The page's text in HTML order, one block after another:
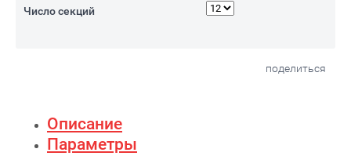
Число секций
поделиться
Описание
Параметры